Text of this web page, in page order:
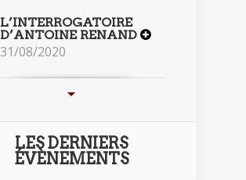
L’INTERROGATOIRE
D’ANTOINE RENAND
31/08/2020
LES DERNIERS
ÉVÈNEMENTS